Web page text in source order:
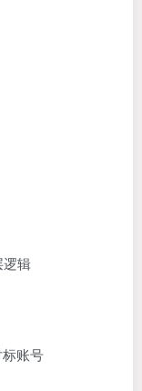
逻辑
账号